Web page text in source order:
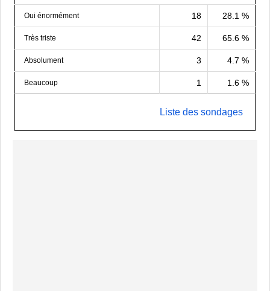
Oui énormément 18 28.1 %
Très triste 42 65.6 %
Absolument 3 4.7 %
Beaucoup 1 1.6 %
Liste des sondages